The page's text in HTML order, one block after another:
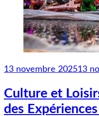
13 novembre 202513
Culture et
des